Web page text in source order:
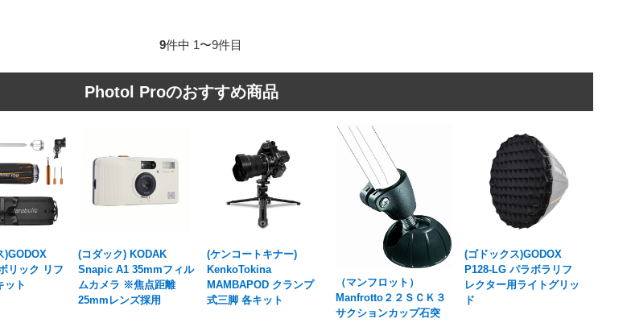
9件中 1〜9件目
Photol Proのおすすめ商品
)GODOX
リック リフ
ット
(コダック) KODAK
Snapic A1 35mmフィル
ムカメラ ※焦点距離
25mmレンズ採用
(ケンコートキナー)
KenkoTokina
MAMBAPOD クランプ
式三脚 各キット
（マンフロット）
Manfrotto２２ＳＣＫ３
サクションカップ石突
(ゴドックス)GODOX
P128-LG パラボラリフ
レクター用ライトグリッ
ド